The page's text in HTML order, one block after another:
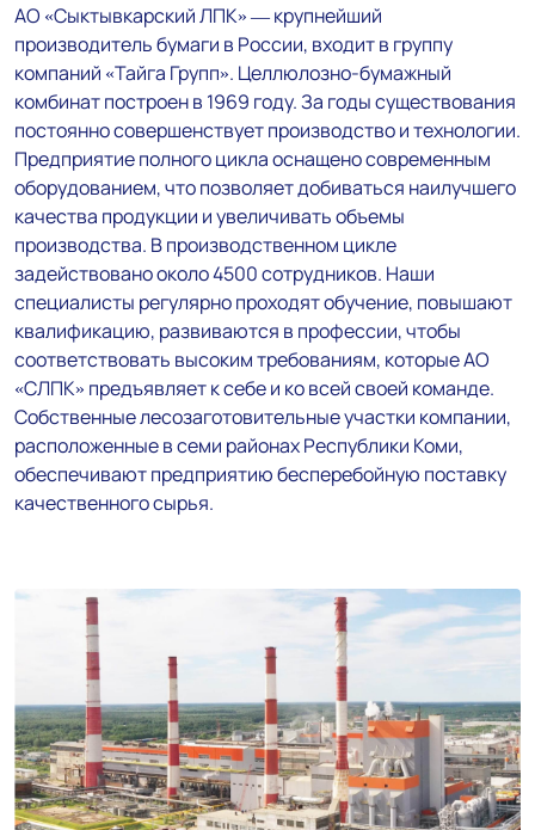
АО «Сыктывкарский ЛПК» — крупнейший
производитель бумаги в России, входит в группу
компаний «Тайга Групп». Целлюлозно-бумажный
комбинат построен в 1969 году. За годы существования
постоянно совершенствует производство и технологии.
Предприятие полного цикла оснащено современным
оборудованием, что позволяет добиваться наилучшего
качества продукции и увеличивать объемы
производства. В производственном цикле
задействовано около 4500 сотрудников. Наши
специалисты регулярно проходят обучение, повышают
квалификацию, развиваются в профессии, чтобы
соответствовать высоким требованиям, которые АО
«СЛПК» предъявляет к себе и ко всей своей команде.
Собственные лесозаготовительные участки компании,
расположенные в семи районах Республики Коми,
обеспечивают предприятию бесперебойную поставку
качественного сырья.